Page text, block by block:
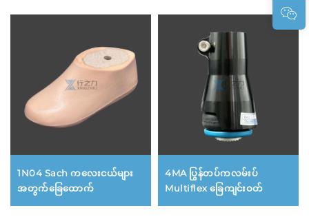
1N04 Sach ကလေးငယ်များ
အတွက်ခြေထောက်
4MA ပြွန်တပ်ကလမ်းပ်
Multiflex ခြေကျင်းဝတ်